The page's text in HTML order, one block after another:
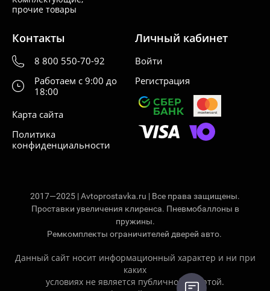
прочие товары
Контакты
8 800 550-70-92
Работаем с 9:00 до
18:00
Карта сайта
Политика
конфиденциальности
Личный кабинет
Войти
Регистрация
2017—2025 | Avtoprostavka.ru | Все права защищены.
Проставки увеличения клиренса. Пневмобаллоны в
пружины.
Ремкомплекты ограничителей дверей авто.
Данный сайт носит информационный характер и ни при
каких
условиях не является публичной офертой.